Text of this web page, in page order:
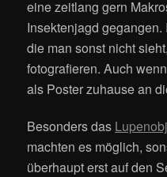
eine zeitlang gern
Insektenjagd
die man sonst nicht
fotografieren. Auch
als Poster zuhause an
Besonders das
machten es möglich,
überhaupt erst auf den